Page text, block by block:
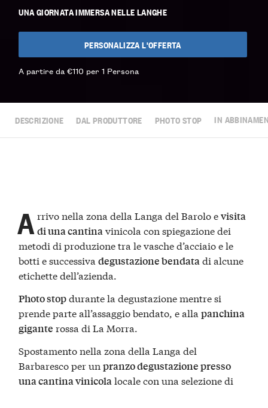
UNA GIORNATA IMMERSA NELLE LANGHE
PERSONALIZZA L'OFFERTA
A partire da €110 per 1 Persona
DESCRIZIONE DAL PRODUTTORE PHOTO STOP IN
A rrivo nella zona della Langa del Barolo evisita
di una cantinavinicola con spiegazione dei
metodi di produzione tra le vasche d’acciaio e le
botti e successivadegustazionebendatadi alcune
etichette dell’azienda.
Photo stopdurante la degustazione mentre si
prende parte all’assaggio bendato, e allapanchina
gigante rossa di La Morra.
Spostamento nella zona della Langa del
Barbaresco per unpranzo degustazione presso
una cantina vinicolalocale con una selezione di